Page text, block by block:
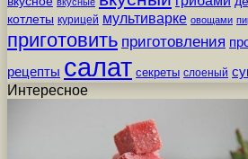
вкусные
котлеты курицей мультиварке овощами
приготовить приготовления
рецепты салат секреты слоеный
Интересное